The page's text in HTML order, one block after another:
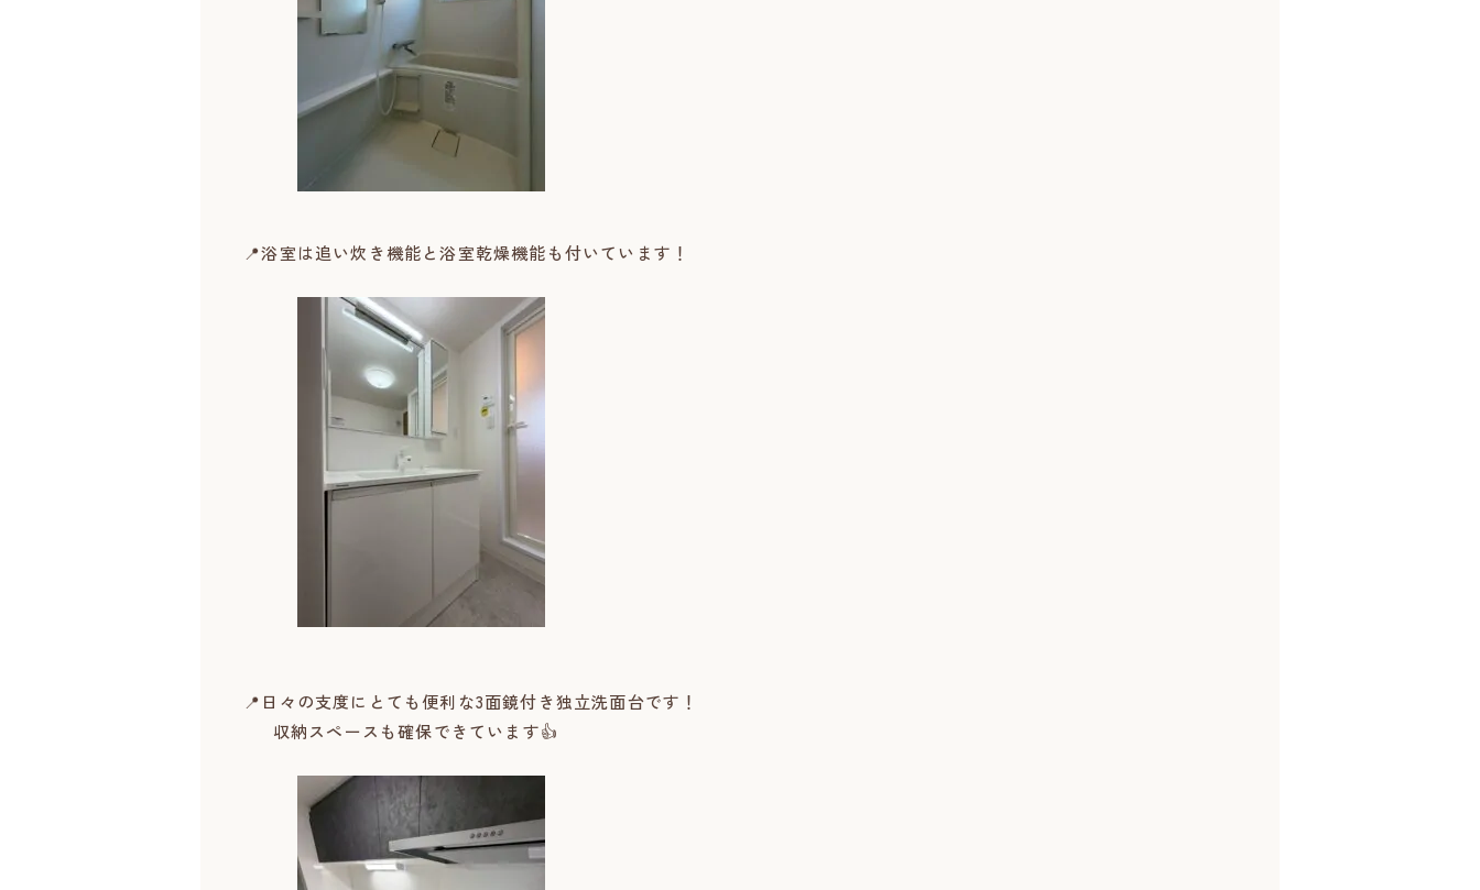
📍浴室は追い炊き機能と浴室乾燥機能も付いています！
📍日々の支度にとても便利な3面鏡付き独立洗面台です！
収納スペースも確保できています👍